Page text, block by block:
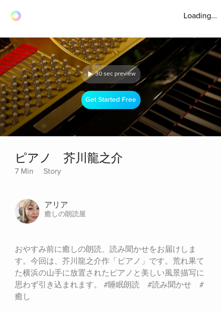
Loading...
30 sec preview
Get Started Free
ピアノ 芥川龍之介
7 Min Story
アリア
癒しの朗読屋
おやすみ前に癒しの朗読、読み聞かせをお届けしま
す。今回は、芥川龍之介作「ピアノ」です。荒れ果て
た横浜の山手に放置されたピアノと美しい風景描写に
思わず引き込まれます。 #睡眠朗読　#読み聞かせ　#
癒し